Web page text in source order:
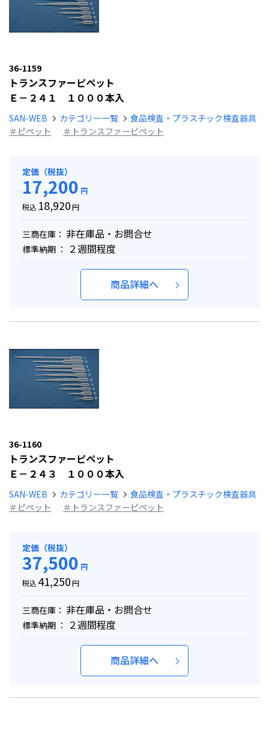
36-1159
トランスファーピペット
Ｅ－２４１ １０００本入
SAN-WEB カテゴリー一覧
食品検査・プラスチック検査器具
＃ピペット
＃トランスファーピペット
定価（税抜）
17,200 円
税込 18,920円
三商在庫： 非在庫品・お問合せ
標準納期 ： ２週間程度
商品詳細へ
36-1160
トランスファーピペット
Ｅ－２４３ １０００本入
SAN-WEB カテゴリー一覧
食品検査・プラスチック検査器具
＃ピペット
＃トランスファーピペット
定価（税抜）
37,500 円
税込 41,250円
三商在庫： 非在庫品・お問合せ
標準納期 ： ２週間程度
商品詳細へ